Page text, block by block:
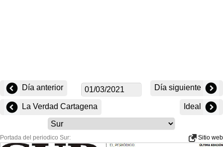
Día anterior Día siguiente
La Verdad Cartagena Ideal
Portada del periodico Sur: Sitio web